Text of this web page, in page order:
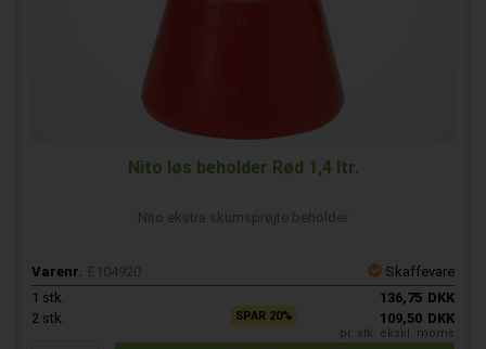
Nito løs beholder Rød 1,4 ltr.
Nito ekstra skumsprøjte beholder
Varenr. E104920
Skaffevare
1 stk. 136,75 DKK
2 stk. SPAR 20% 109,50 DKK
pr. stk. ekskl. moms